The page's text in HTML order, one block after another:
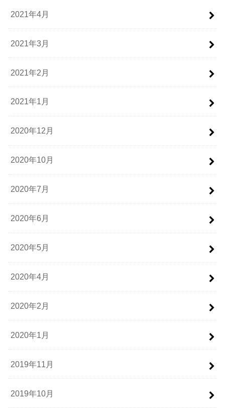
2021年4月
2021年3月
2021年2月
2021年1月
2020年12月
2020年10月
2020年7月
2020年6月
2020年5月
2020年4月
2020年2月
2020年1月
2019年11月
2019年10月